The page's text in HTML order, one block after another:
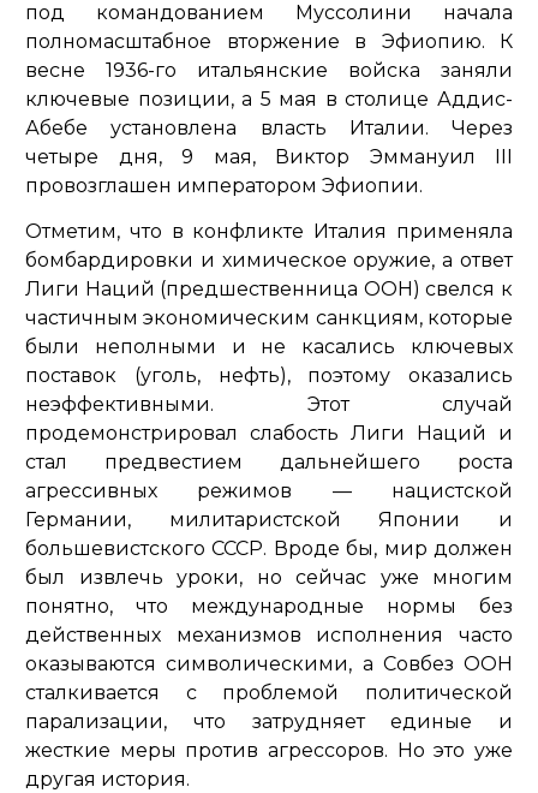
под командованием Муссолини начала
полномасштабное вторжение в Эфиопию. К
весне 1936-го итальянские войска заняли
ключевые позиции, а 5 мая в столице Аддис-
Абебе установлена власть Италии. Через
четыре дня, 9 мая, Виктор Эммануил III
провозглашен императором Эфиопии.
Отметим, что в конфликте Италия применяла
бомбардировки и химическое оружие, а ответ
Лиги Наций (предшественница ООН) свелся к
частичным экономическим санкциям, которые
были неполными и не касались ключевых
поставок (уголь, нефть), поэтому оказались
неэффективными. Этот случай
продемонстрировал слабость Лиги Наций и
стал предвестием дальнейшего роста
агрессивных режимов — нацистской
Германии, милитаристской Японии и
большевистского СССР. Вроде бы, мир должен
был извлечь уроки, но сейчас уже многим
понятно, что международные нормы без
действенных механизмов исполнения часто
оказываются символическими, а Совбез ООН
сталкивается с проблемой политической
парализации, что затрудняет единые и
жесткие меры против агрессоров. Но это уже
другая история.